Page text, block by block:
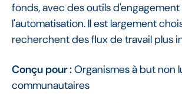
fonds, avec des outils
l'automatisation. Il est largement
recherchent des flux de travail plus
Conçu pour :Organismes à but non
communautaires